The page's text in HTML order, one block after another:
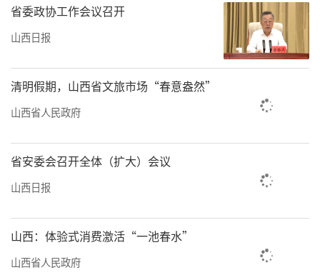
省委政协工作会议召开
山西日报
清明假期，山西省文旅市场“春意盎然”
山西省人民政府
省安委会召开全体（扩大）会议
山西日报
山西：体验式消费激活“一池春水”
山西省人民政府